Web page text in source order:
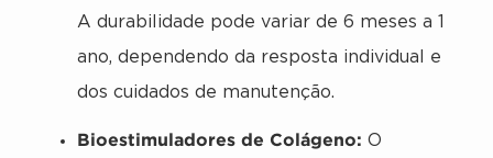
A durabilidade pode variar de 6 meses a 1
ano, dependendo da resposta individual e
dos cuidados de manutenção.
Bioestimuladores de Colágeno: O